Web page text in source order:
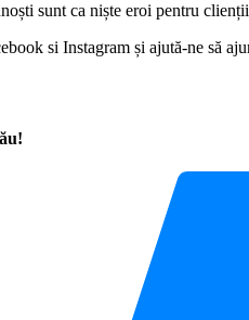
sunt ca niște eroi pentru
si Instagram și ajută-ne să